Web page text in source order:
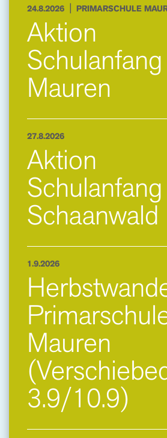
24.8.2026 | PRIMARSCHULE
Aktion
Schulanfang
Mauren
27.8.2026
Aktion
Schulanfang
Schaanwald
1.9.2026
Mauren
3.9/10.9)